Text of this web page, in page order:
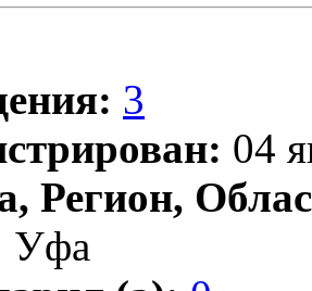
3
04
Регион,
Уфа